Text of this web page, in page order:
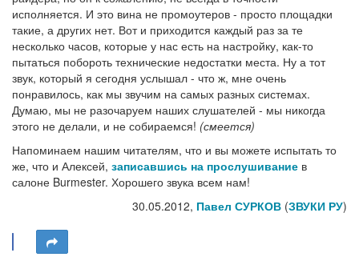
исполняется. И это вина не промоутеров - просто площадки
такие, а других нет. Вот и приходится каждый раз за те
несколько часов, которые у нас есть на настройку, как-то
пытаться побороть технические недостатки места. Ну а тот
звук, который я сегодня услышал - что ж, мне очень
понравилось, как мы звучим на самых разных системах.
Думаю, мы не разочаруем наших слушателей - мы никогда
этого не делали, и не собираемся! (смеется)
Напоминаем нашим читателям, что и вы можете испытать то
же, что и Алексей, записавшись на прослушивание в
салоне Burmester. Хорошего звука всем нам!
30.05.2012, Павел СУРКОВ (ЗВУКИ РУ)